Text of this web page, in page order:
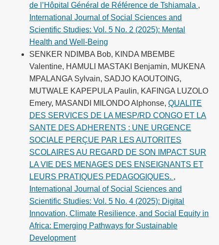
de l’Hôpital Général de Référence de Tshiamala ,
International Journal of Social Sciences and
Scientific Studies: Vol. 5 No. 2 (2025): Mental
Health and Well-Being
SENKER NDIMBA Bob, KINDA MBEMBE
Valentine, HAMULI MASTAKI Benjamin, MUKENA
MPALANGA Sylvain, SADJO KAOUTOING,
MUTWALE KAPEPULA Paulin, KAFINGA LUZOLO
Emery, MASANDI MILONDO Alphonse, QUALITE
DES SERVICES DE LA MESP/RD CONGO ET LA
SANTE DES ADHERENTS : UNE URGENCE
SOCIALE PERÇUE PAR LES AUTORITES
SCOLAIRES AU REGARD DE SON IMPACT SUR
LA VIE DES MENAGES DES ENSEIGNANTS ET
LEURS PRATIQUES PEDAGOGIQUES. ,
International Journal of Social Sciences and
Scientific Studies: Vol. 5 No. 4 (2025): Digital
Innovation, Climate Resilience, and Social Equity in
Africa: Emerging Pathways for Sustainable
Development